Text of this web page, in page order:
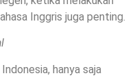
Inggris juga penting.
hanya saja